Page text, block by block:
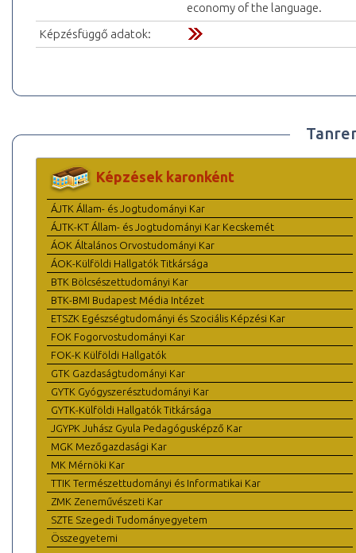
economy of the language.
Képzésfüggő adatok:
Képzések karonként
ÁJTK Állam- és Jogtudományi Kar
ÁJTK-KT Állam- és Jogtudományi Kar Kecskemét
ÁOK Általános Orvostudományi Kar
ÁOK-Külföldi Hallgatók Titkársága
BTK Bölcsészettudományi Kar
BTK-BMI Budapest Média Intézet
ETSZK Egészségtudományi és Szociális Képzési Kar
FOK Fogorvostudományi Kar
FOK-K Külföldi Hallgatók
GTK Gazdaságtudományi Kar
GYTK Gyógyszerésztudományi Kar
GYTK-Külföldi Hallgatók Titkársága
JGYPK Juhász Gyula Pedagógusképző Kar
MGK Mezőgazdasági Kar
MK Mérnöki Kar
TTIK Természettudományi és Informatikai Kar
ZMK Zeneművészeti Kar
SZTE Szegedi Tudományegyetem
Összegyetemi